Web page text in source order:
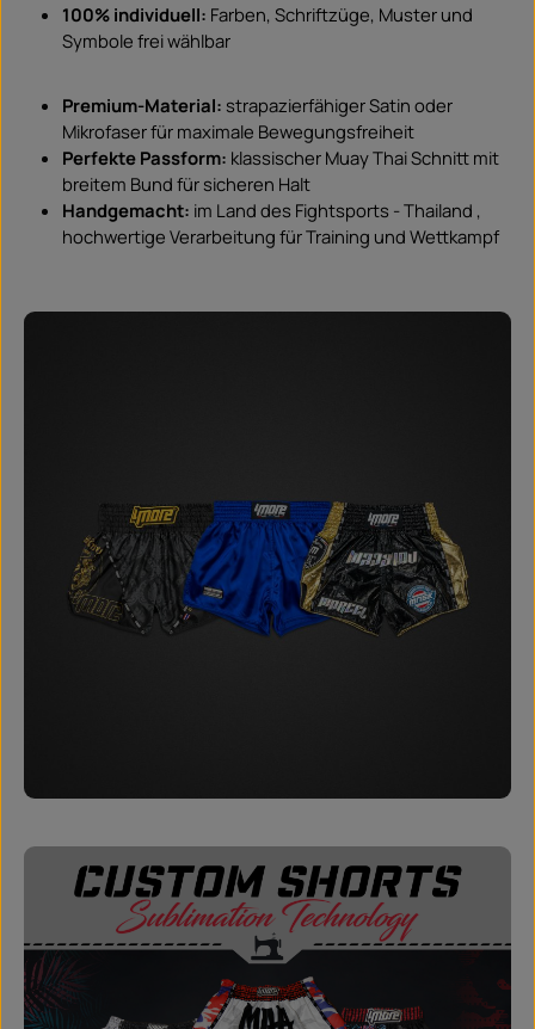
100% individuell: Farben, Schriftzüge, Muster und
Symbole frei wählbar
Premium-Material: strapazierfähiger Satin oder
Mikrofaser für maximale Bewegungsfreiheit
Perfekte Passform: klassischer Muay Thai Schnitt mit
breitem Bund für sicheren Halt
Handgemacht: im Land des Fightsports - Thailand ,
hochwertige Verarbeitung für Training und Wettkampf